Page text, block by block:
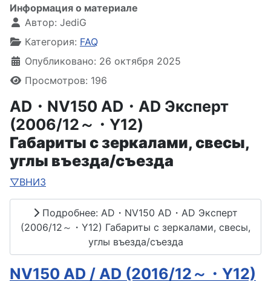
Информация о материале
Автор: JediG
Категория: FAQ
Опубликовано: 26 октября 2025
Просмотров: 196
AD・NV150 AD・AD Эксперт
(2006/12～・Y12)
Габариты с зеркалами, свесы,
углы въезда/съезда
▽ВНИЗ
Подробнее: AD・NV150 AD・AD Эксперт
(2006/12～・Y12) Габариты с зеркалами, свесы,
углы въезда/съезда
NV150 AD / AD (2016/12～・Y12)